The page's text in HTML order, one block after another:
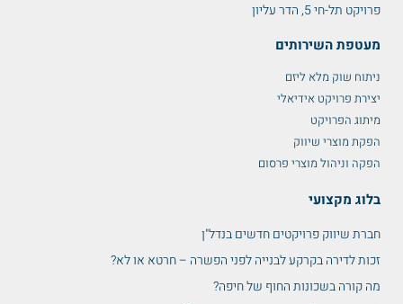
פרויקט תל-חי 5, הדר עליון
מעטפת השירותים
ניתוח שוק מלא ליזם
יצירת פרויקט אידיאלי
מיתוג הפרויקט
הפקת מוצרי שיווק
הפקה וניהול מוצרי פרסום
בלוג מקצועי
חברת שיווק פרויקטים חדשים בנדל"ן
זכות לדירה בקרקע לבנייה לפני הפשרה – חרטא או לא?
מה קורה בשכונות החוף של חיפה?